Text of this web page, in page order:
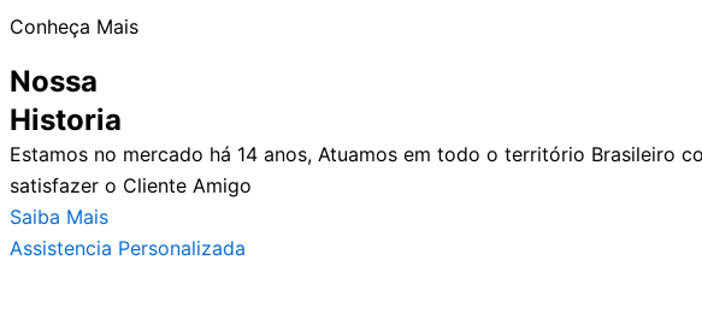
Conheça Mais
Nossa
Historia
Estamos no mercado há 14 anos, Atuamos em todo o território Brasileiro
satisfazer o Cliente Amigo
Saiba Mais
Assistencia Personalizada